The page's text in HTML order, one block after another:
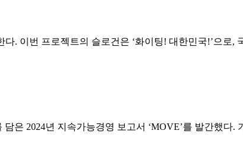
이번 프로젝트의 슬로건은 ‘화이팅! 대한민국!’으로,
2024년 지속가능경영 보고서 ‘MOVE’를 발간했다.